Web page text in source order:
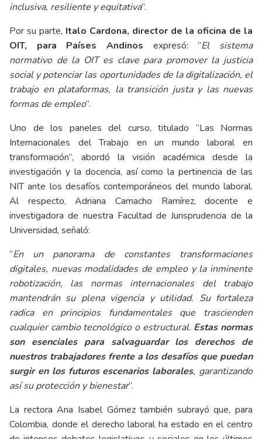
inclusiva, resiliente y equitativa”.
Por su parte, Italo Cardona, director de la oficina de la
OIT, para Países Andinos expresó: “El sistema
normativo de la OIT es clave para promover la justicia
social y potenciar las oportunidades de la digitalización, el
trabajo en plataformas, la transición justa y las nuevas
formas de empleo”.
Uno de los paneles del curso, titulado “Las Normas
Internacionales del Trabajo en un mundo laboral en
transformación”, abordó la visión académica desde la
investigación y la docencia, así como la pertinencia de las
NIT ante los desafíos contemporáneos del mundo laboral.
Al respecto, Adriana Camacho Ramírez, docente e
investigadora de nuestra Facultad de Jurisprudencia de la
Universidad, señaló:
“En un panorama de constantes transformaciones
digitales, nuevas modalidades de empleo y la inminente
robotización, las normas internacionales del trabajo
mantendrán su plena vigencia y utilidad. Su fortaleza
radica en principios fundamentales que trascienden
cualquier cambio tecnológico o estructural. Estas normas
son esenciales para salvaguardar los derechos de
nuestros trabajadores frente a los desafíos que puedan
surgir en los futuros escenarios laborales, garantizando
así su protección y bienestar”.
La rectora Ana Isabel Gómez también subrayó que, para
Colombia, donde el derecho laboral ha estado en el centro